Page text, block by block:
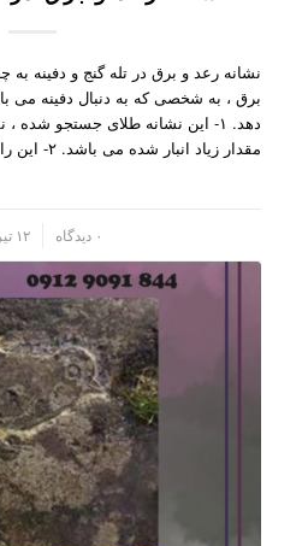
نشانه رعد و برق در تله گنج و دفینه
برق ، به شخصی که به دنبال دفینه می
دهد. ۱- این نشانه طلای جستجو شده ،
مقدار زیاد انبار شده می باشد. ۲- این را نشان می دهد که د…
۰ دیدگاه ۱۲ تیر ۱۴۰۲